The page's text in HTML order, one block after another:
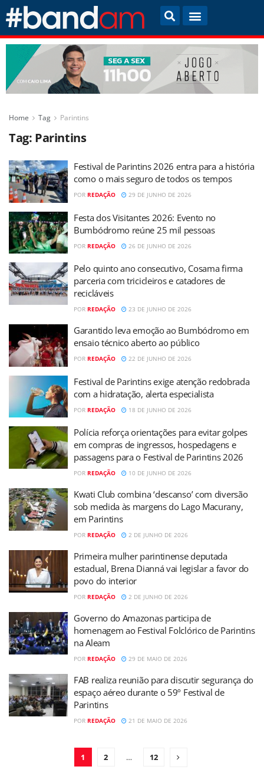
Home Tag Parintins
Tag: Parintins
Festival de Parintins 2026 entra para a história
como o mais seguro de todos os tempos
POR REDAÇÃO 29 DE JUNHO DE 2026
Festa dos Visitantes 2026: Evento no
Bumbódromo reúne 25 mil pessoas
POR REDAÇÃO 26 DE JUNHO DE 2026
Pelo quinto ano consecutivo, Cosama firma
parceria com tricicleiros e catadores de
recicláveis
POR REDAÇÃO 23 DE JUNHO DE 2026
Garantido leva emoção ao Bumbódromo em
ensaio técnico aberto ao público
POR REDAÇÃO 22 DE JUNHO DE 2026
Festival de Parintins exige atenção redobrada
com a hidratação, alerta especialista
POR REDAÇÃO 18 DE JUNHO DE 2026
Polícia reforça orientações para evitar golpes
em compras de ingressos, hospedagens e
passagens para o Festival de Parintins 2026
POR REDAÇÃO 10 DE JUNHO DE 2026
Kwati Club combina ‘descanso’ com diversão
sob medida às margens do Lago Macurany,
em Parintins
POR REDAÇÃO 2 DE JUNHO DE 2026
Primeira mulher parintinense deputada
estadual, Brena Dianná vai legislar a favor do
povo do interior
POR REDAÇÃO 2 DE JUNHO DE 2026
Governo do Amazonas participa de
homenagem ao Festival Folclórico de Parintins
na Aleam
POR REDAÇÃO 29 DE MAIO DE 2026
FAB realiza reunião para discutir segurança do
espaço aéreo durante o 59º Festival de
Parintins
POR REDAÇÃO 21 DE MAIO DE 2026
1 2 … 12